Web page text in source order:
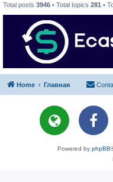
Total posts 3946 • Total topics 281 •
Home Главная
Powered by phpBB